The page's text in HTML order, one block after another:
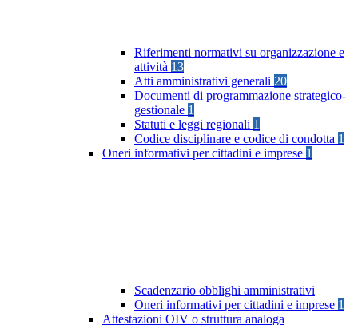
Riferimenti normativi su organizzazione e
attività 13
Atti amministrativi generali 20
Documenti di programmazione strategico-
gestionale 1
Statuti e leggi regionali 1
Codice disciplinare e codice di condotta 1
Oneri informativi per cittadini e imprese 1
Scadenzario obblighi amministrativi
Oneri informativi per cittadini e imprese 1
Attestazioni OIV o struttura analoga